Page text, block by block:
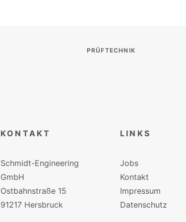
PRÜFTECHNIK
KONTAKT
Schmidt-Engineering
GmbH
Ostbahnstraße 15
91217 Hersbruck
LINKS
Jobs
Kontakt
Impressum
Datenschutz